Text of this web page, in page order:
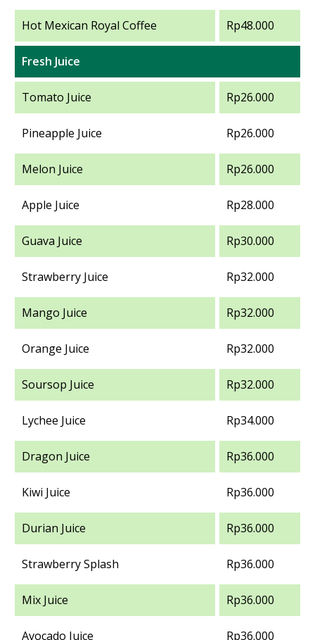
Hot Mexican Royal Coffee Rp48.000
Fresh Juice
Tomato Juice Rp26.000
Pineapple Juice Rp26.000
Melon Juice Rp26.000
Apple Juice Rp28.000
Guava Juice Rp30.000
Strawberry Juice Rp32.000
Mango Juice Rp32.000
Orange Juice Rp32.000
Soursop Juice Rp32.000
Lychee Juice Rp34.000
Dragon Juice Rp36.000
Kiwi Juice Rp36.000
Durian Juice Rp36.000
Strawberry Splash Rp36.000
Mix Juice Rp36.000
Avocado Juice Rp36.000